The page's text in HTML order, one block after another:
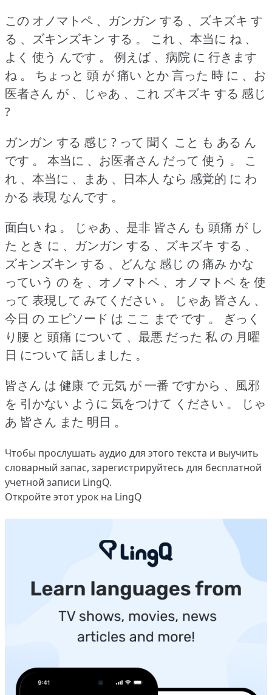
この オノマトペ 、ガンガン する 、ズキズキ す
る 、ズキンズキン する 。
これ 、本当に ね 、
よく 使う んです 。
例えば 、病院 に 行きます
ね 。
ちょっと 頭 が 痛い とか 言った 時 に 、お
医者さん が 、じゃあ 、これ ズキズキ する 感じ
?
ガンガン する 感じ ? って 聞く こと も ある ん
です 。
本当に 、お医者さん だって 使う 。
こ
れ 、本当に 、まあ 、日本人 なら 感覚的 に わ
かる 表現 なんです 。
面白い ね 。
じゃあ 、是非 皆さん も 頭痛 が し
た とき に 、ガンガン する 、ズキズキ する 、
ズキンズキン する 、どんな 感じ の 痛み かな
っていう の を 、オノマトペ 、オノマトペ を 使
って 表現して みてください 。
じゃあ 皆さん 、
今日 の エピソード は ここ まで です 。
ぎっく
り腰 と 頭痛 について 、最悪 だった 私 の 月曜
日 について 話しました 。
皆さん は 健康 で 元気 が 一番 ですから 、風邪
を 引かない ように 気をつけて ください 。
じゃ
あ 皆さん また 明日 。
Чтобы прослушать аудио для этого текста и выучить
словарный запас, зарегистрируйтесь для бесплатной
учетной записи LingQ.
Откройте этот урок на LingQ